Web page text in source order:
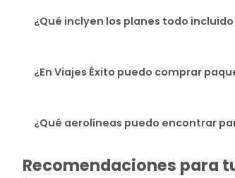
¿Qué inclyen los planes todo incluido
¿En Viajes Éxito puedo comprar
¿Qué aerolíneas puedo encontrar
Recomendaciones para